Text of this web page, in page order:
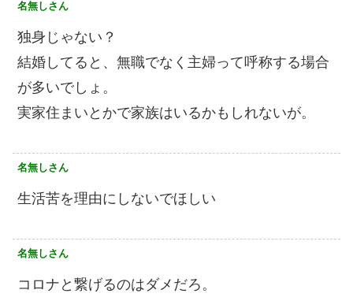
名無しさん
独身じゃない？
結婚してると、無職でなく主婦って呼称する場合
が多いでしょ。
実家住まいとかで家族はいるかもしれないが。
名無しさん
生活苦を理由にしないでほしい
名無しさん
コロナと繋げるのはダメだろ。